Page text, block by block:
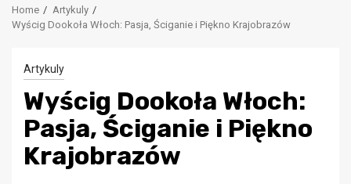
Home
Artykuly
Wyścig Dookoła Włoch: Pasja, Ściganie i Piękno Krajobrazów
Artykuly
Wyścig Dookoła Włoch:
Pasja, Ściganie i Piękno
Krajobrazów